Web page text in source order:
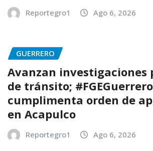
Reportegro1 Ago 6, 2026
GUERRERO
Avanzan investigaciones
de tránsito; #FGEGuerrero
cumplimenta orden de
en Acapulco
Reportegro1 Ago 6, 2026